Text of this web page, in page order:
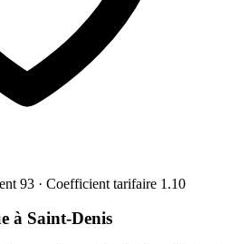
93 · Coefficient tarifaire 1.10
à Saint-Denis